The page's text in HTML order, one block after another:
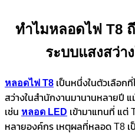
ทำไมหลอดไฟ T8
ระบบแสงสว่า
หลอดไฟ T8 เป็นหนึ่งในตัวเลือก
สว่างในสำนักงานมานานหลายปี แ
เช่น หลอด LED เข้ามาแทนที่ แต่
หลายองค์กร เหตุผลที่หลอด T8 เ